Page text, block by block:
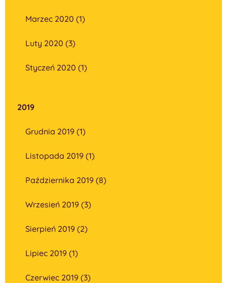
Marzec 2020 (1)
Luty 2020 (3)
Styczeń 2020 (1)
2019
Grudnia 2019 (1)
Listopada 2019 (1)
Października 2019 (8)
Wrzesień 2019 (3)
Sierpień 2019 (2)
Lipiec 2019 (1)
Czerwiec 2019 (3)